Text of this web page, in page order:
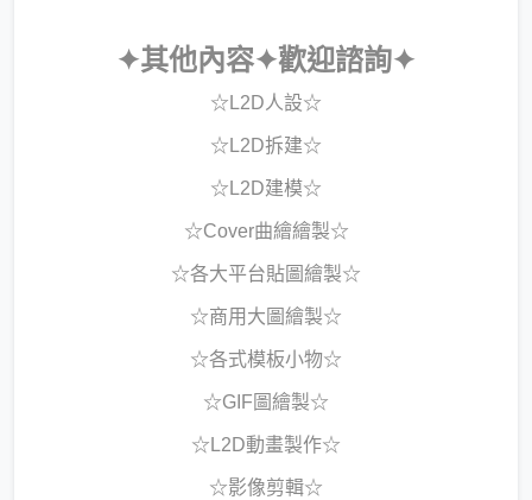
✦其他內容✦歡迎諮詢✦
☆L2D人設☆
☆L2D拆建☆
☆L2D建模☆
☆Cover曲繪繪製☆
☆各大平台貼圖繪製☆
☆商用大圖繪製☆
☆各式模板小物☆
☆GIF圖繪製☆
☆L2D動畫製作☆
☆影像剪輯☆